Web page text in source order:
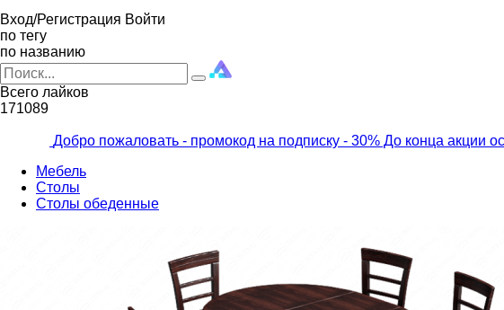
Вход/Регистрация Войти
по тегу
по названию
Всего лайков
171089
Добро пожаловать - промокод на подписку - 30% До конца акции
Мебель
Столы
Столы обеденные